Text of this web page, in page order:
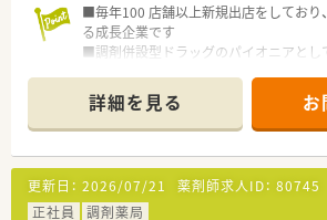
■毎年100 店舗以上新規出店をしており
る成長企業です
■調剤併設型ドラッグのパイオニアとして
■研修制度は様々なプランがあり、集合
講可能な研修も幅広く用意されています
■店舗で活躍する従業員、社外で活躍す
となる従業員など、薬剤師として様々な
を用意されています
■総合薬剤師・調剤薬剤師（土日休み・19
の働き方を選択できます
詳細を見る お
更新日： 2026/07/21 薬剤師求人ID： 80745
正社員
調剤薬局